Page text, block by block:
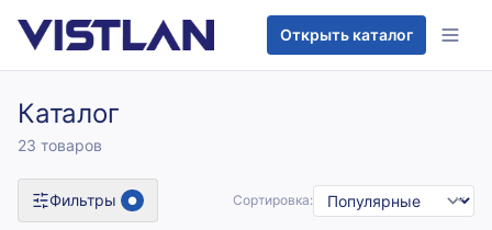
Открыть каталог
Каталог
23 товаров
Фильтры ● Сортировка: